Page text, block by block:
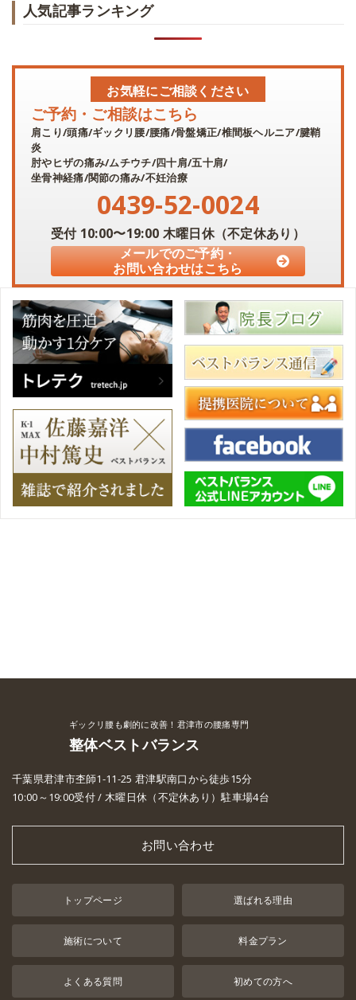
人気記事ランキング
お気軽にご相談ください
ご予約・ご相談はこちら
肩こり/頭痛/ギックリ腰/腰痛/骨盤矯正/椎間板ヘルニア/腱鞘
炎
肘やヒザの痛み/ムチウチ/四十肩/五十肩/
坐骨神経痛/関節の痛み/不妊治療
0439-52-0024
受付 10:00〜19:00 木曜日休（不定休あり）
メールでのご予約・
お問い合わせはこちら
ギックリ腰も劇的に改善！君津市の腰痛専門
整体ベストバランス
千葉県君津市杢師1-11-25 君津駅南口から徒歩15分
10:00～19:00受付 / 木曜日休（不定休あり）駐車場4台
お問い合わせ
トップページ 選ばれる理由
施術について 料金プラン
よくある質問 初めての方へ